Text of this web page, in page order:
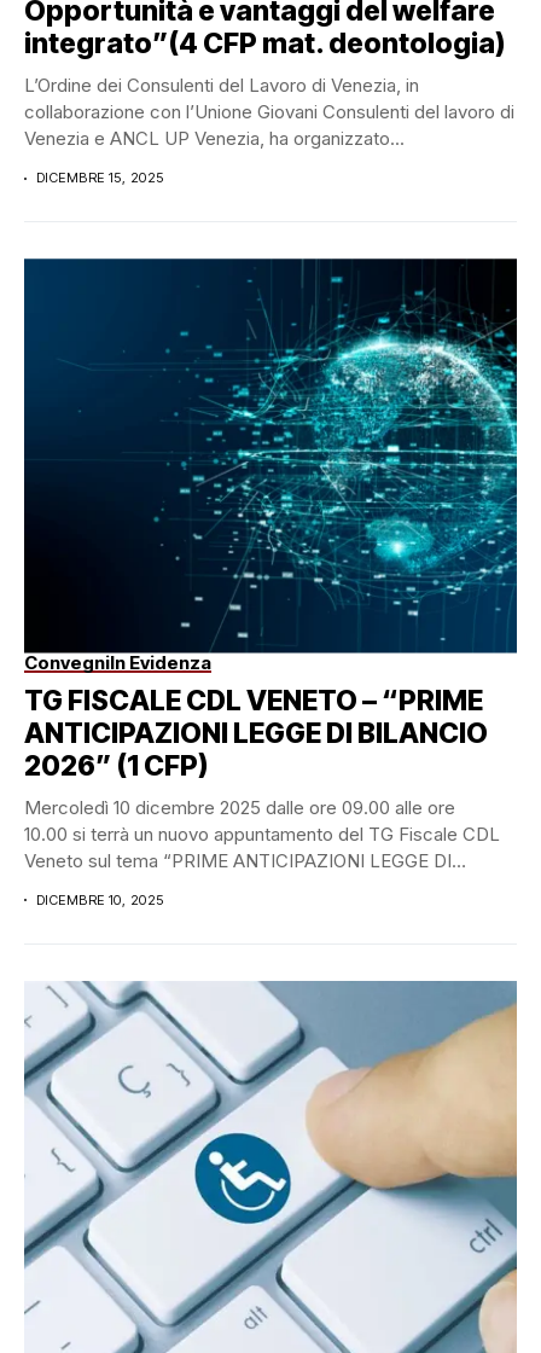
Opportunità e vantaggi del welfare
integrato”(4 CFP mat. deontologia)
L’Ordine dei Consulenti del Lavoro di Venezia, in
collaborazione con l’Unione Giovani Consulenti del lavoro di
Venezia e ANCL UP Venezia, ha organizzato...
DICEMBRE 15, 2025
ConvegniIn Evidenza
TG FISCALE CDL VENETO – “PRIME
ANTICIPAZIONI LEGGE DI BILANCIO
2026” (1 CFP)
Mercoledì 10 dicembre 2025 dalle ore 09.00 alle ore
10.00 si terrà un nuovo appuntamento del TG Fiscale CDL
Veneto sul tema “PRIME ANTICIPAZIONI LEGGE DI
DICEMBRE 10, 2025